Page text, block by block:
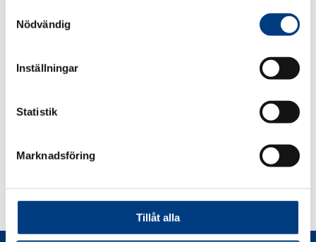
Nödvändig
Inställningar
Statistik
Marknadsföring
Tillåt alla
samhället hållbart sätt.
Lennart Kalderén, ordförande 070 623 29 00
Bawer Coskun, VD 070 459 94 64
DELA:
DELA
DELA